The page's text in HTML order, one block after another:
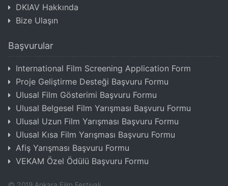
DKIAV Hakkında
Bize Ulaşın
Başvurular
International Film Screening Application Form
Proje Geliştirme Desteği Başvuru Formu
Ulusal Film Gösterimi Başvuru Formu
Ulusal Belgesel Film Yarışması Başvuru Formu
Ulusal Uzun Film Yarışması Başvuru Formu
Ulusal Kısa Film Yarışması Başvuru Formu
Afiş Yarışması Başvuru Formu
VEKAM Özel Ödülü Başvuru Formu